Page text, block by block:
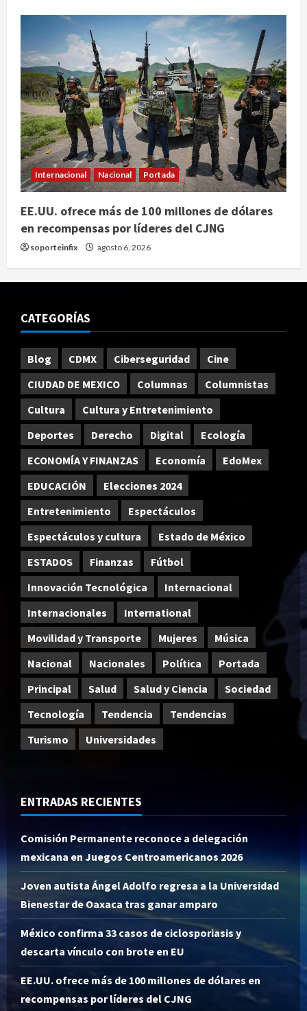
Internacional Nacional Portada
EE.UU. ofrece más de 100 millones de dólares
en recompensas por líderes del CJNG
soporteinfix agosto 6, 2026
CATEGORÍAS
Blog CDMX Ciberseguridad
Cine
CIUDAD DE MEXICO
Columnas
Columnistas
Cultura
Cultura y Entretenimiento
Deportes
Derecho Digital
Ecología
ECONOMÍA Y FINANZAS
Economía
EdoMex
EDUCACIÓN
Elecciones 2024
Entretenimiento
Espectáculos
Espectáculos y cultura
Estado de México
ESTADOS
Finanzas
Fútbol
Innovación Tecnológica
Internacional
Internacionales
International
Movilidad y Transporte
Mujeres
Música
Nacional
Nacionales Política
Portada
Principal
Salud Salud y Ciencia
Sociedad
Tecnología
Tendencia
Tendencias
Turismo
Universidades
ENTRADAS RECIENTES
Comisión Permanente reconoce a delegación
mexicana en Juegos Centroamericanos 2026
Joven autista Ángel Adolfo regresa a la Universidad
Bienestar de Oaxaca tras ganar amparo
México confirma 33 casos de ciclosporiasis y
descarta vínculo con brote en EU
EE.UU. ofrece más de 100 millones de dólares en
recompensas por líderes del CJNG